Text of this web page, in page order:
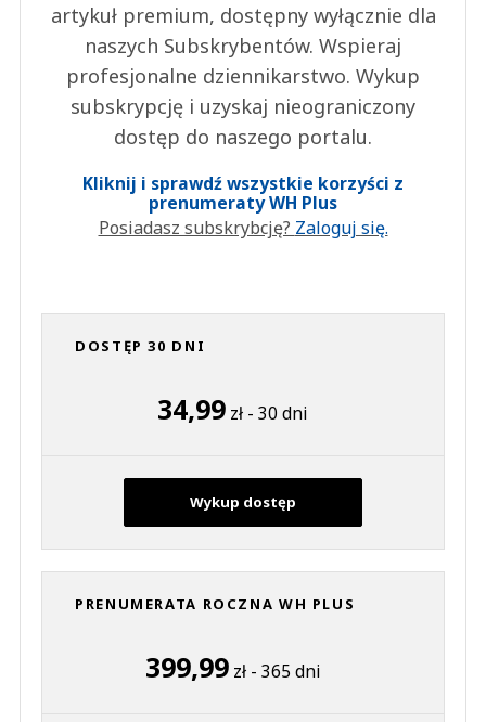
artykuł premium, dostępny wyłącznie dla
naszych Subskrybentów. Wspieraj
profesjonalne dziennikarstwo. Wykup
subskrypcję i uzyskaj nieograniczony
dostęp do naszego portalu.
Kliknij i sprawdź wszystkie korzyści z
prenumeraty WH Plus
Posiadasz subskrybcję? Zaloguj się.
DOSTĘP 30 DNI
34,99 zł - 30 dni
Wykup dostęp
PRENUMERATA ROCZNA WH PLUS
399,99zł - 365 dni